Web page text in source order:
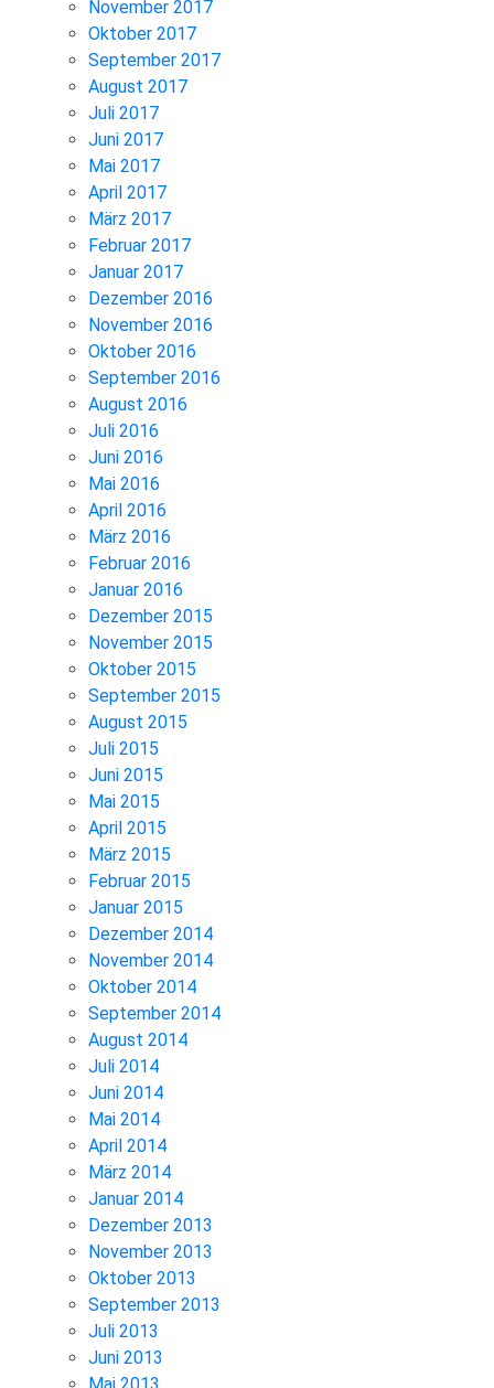
November 2017
Oktober 2017
September 2017
August 2017
Juli 2017
Juni 2017
Mai 2017
April 2017
März 2017
Februar 2017
Januar 2017
Dezember 2016
November 2016
Oktober 2016
September 2016
August 2016
Juli 2016
Juni 2016
Mai 2016
April 2016
März 2016
Februar 2016
Januar 2016
Dezember 2015
November 2015
Oktober 2015
September 2015
August 2015
Juli 2015
Juni 2015
Mai 2015
April 2015
März 2015
Februar 2015
Januar 2015
Dezember 2014
November 2014
Oktober 2014
September 2014
August 2014
Juli 2014
Juni 2014
Mai 2014
April 2014
März 2014
Januar 2014
Dezember 2013
November 2013
Oktober 2013
September 2013
Juli 2013
Juni 2013